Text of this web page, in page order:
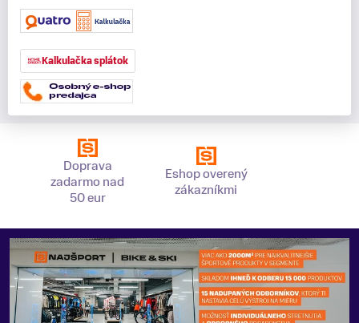
Kalkulačka splátok
Doprava
zadarmo nad
50 eur
Eshop overený
zákazníkmi